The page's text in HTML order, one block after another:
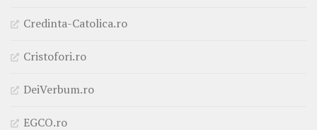
Credinta-Catolica.ro
Cristofori.ro
DeiVerbum.ro
EGCO.ro